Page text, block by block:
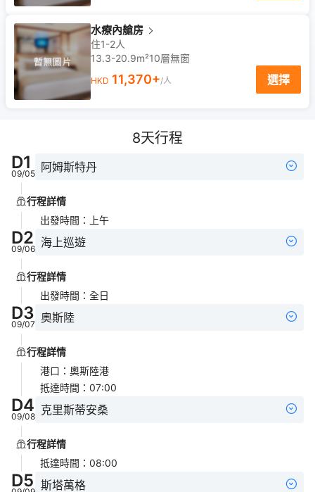
水療內艙房
住1-2人
13.3-20.9m²10層無窗
HKD 11,370+/人 選擇
8天行程
D1
09/05 阿姆斯特丹
行程詳情
出發時間 ： 上午
D2
09/06 海上巡遊
行程詳情
出發時間 ： 全日
D3
09/07 奧斯陸
行程詳情
港口 ： 奧斯陸港
抵達時間 ： 07:00
D4
09/08 克里斯蒂安桑
行程詳情
抵達時間 ： 08:00
D5 斯塔萬格